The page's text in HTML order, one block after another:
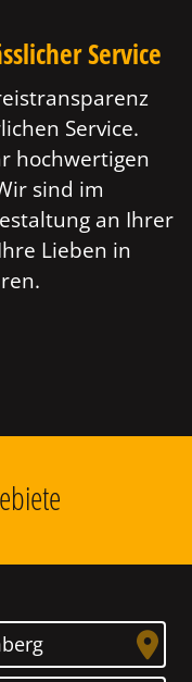
Service
Service.
hochwertigen
sind im
an Ihrer
Lieben in